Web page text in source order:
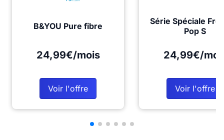
B&YOU Pure fibre
24,99€/mois
Voir l'offre
Série Spéciale
Pop S
24,99€/
Voir l'offre